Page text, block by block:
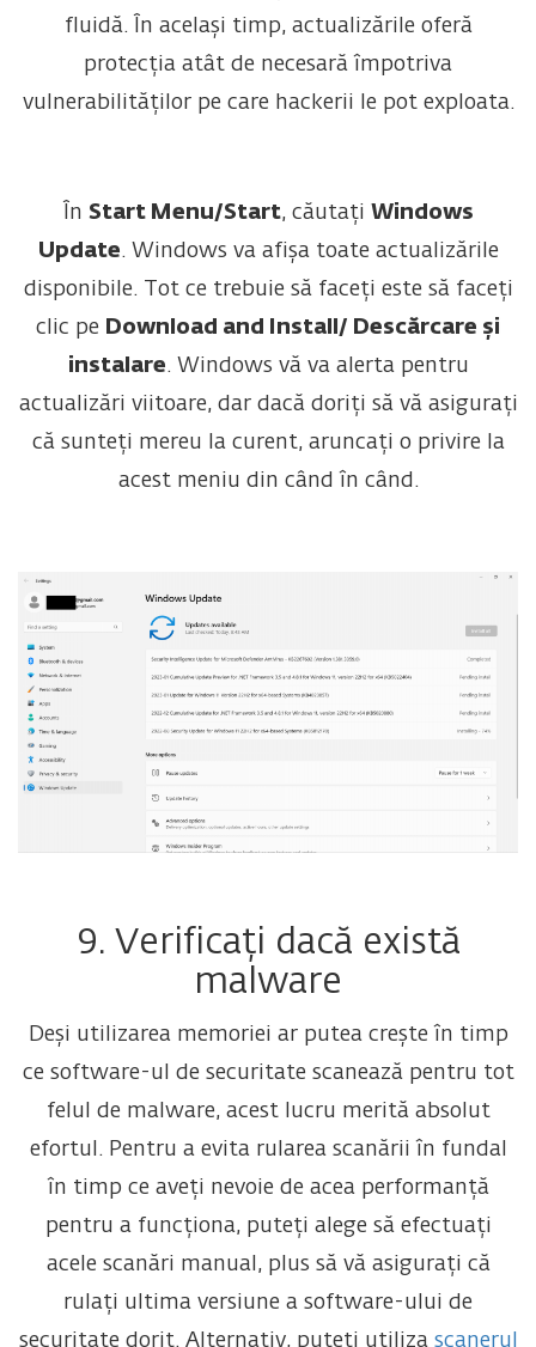
fluidă. În același timp, actualizările oferă
protecția atât de necesară împotriva
vulnerabilităților pe care hackerii le pot exploata.
În Start Menu/Start, căutați Windows
Update. Windows va afișa toate actualizările
disponibile. Tot ce trebuie să faceți este să faceți
clic pe Download and Install/ Descărcare și
instalare. Windows vă va alerta pentru
actualizări viitoare, dar dacă doriți să vă asigurați
că sunteți mereu la curent, aruncați o privire la
acest meniu din când în când.
9. Verificați dacă există
malware
Deși utilizarea memoriei ar putea crește în timp
ce software-ul de securitate scanează pentru tot
felul de malware, acest lucru merită absolut
efortul. Pentru a evita rularea scanării în fundal
în timp ce aveți nevoie de acea performanță
pentru a funcționa, puteți alege să efectuați
acele scanări manual, plus să vă asigurați că
rulați ultima versiune a software-ului de
securitate dorit. Alternativ, puteți utilizascanerul